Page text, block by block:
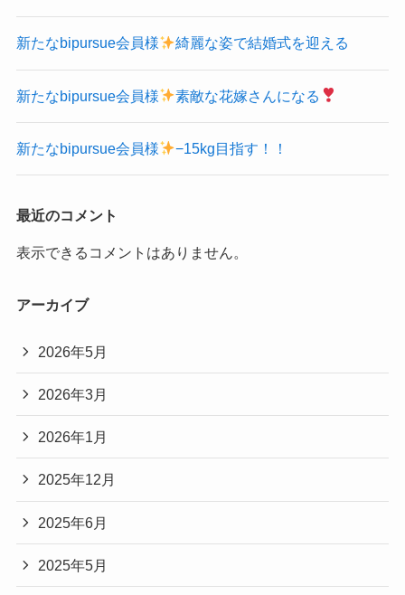
新たなbipursue会員様 綺麗な姿で結婚式を迎える
新たなbipursue会員様 素敵な花嫁さんになる
新たなbipursue会員様 −15kg目指す！！
最近のコメント
表示できるコメントはありません。
アーカイブ
2026年5月
2026年3月
2026年1月
2025年12月
2025年6月
2025年5月